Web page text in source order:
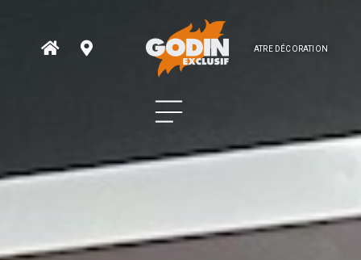
ATRE DÉCORATION